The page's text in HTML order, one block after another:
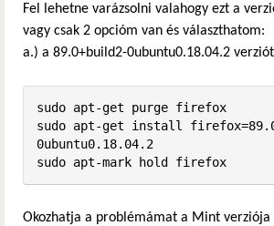
Fel lehetne varázsolni valahogy ezt a
vagy csak 2 opcióm van és választhatom:
a.) a 89.0+build2-0ubuntu0.18.04.2
sudo apt-get purge firefox
sudo apt-get install
0ubuntu0.18.04.2
sudo apt-mark hold firefox
Okozhatja a problémámat a Mint